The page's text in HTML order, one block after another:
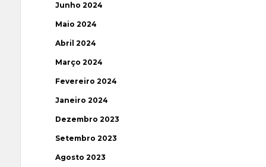
Junho 2024
Maio 2024
Abril 2024
Março 2024
Fevereiro 2024
Janeiro 2024
Dezembro 2023
Setembro 2023
Agosto 2023